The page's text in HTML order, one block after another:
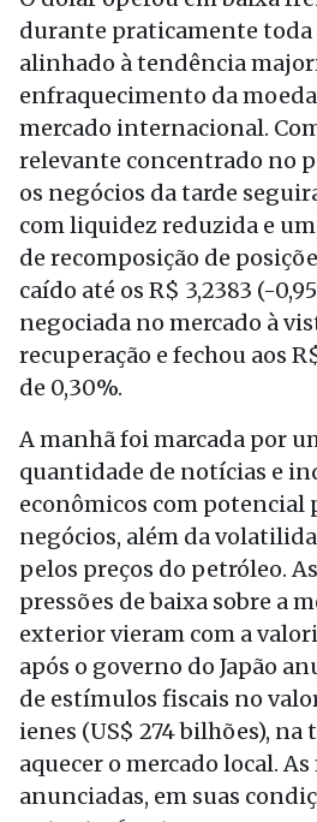
durante praticamente toda
alinhado à tendência
enfraquecimento da
mercado internacional.
relevante concentrado no
os negócios da tarde
com liquidez reduzida e
de recomposição de
caído até os R$ 3,2383 (-
negociada no mercado à
recuperação e fechou aos
de 0,30%.
A manhã foi marcada por
quantidade de notícias e
econômicos com potencial
negócios, além da
pelos preços do petróleo.
pressões de baixa sobre a
exterior vieram com a
após o governo do Japão
de estímulos fiscais no
ienes (US$ 274 bilhões), na
aquecer o mercado local.
anunciadas, em suas